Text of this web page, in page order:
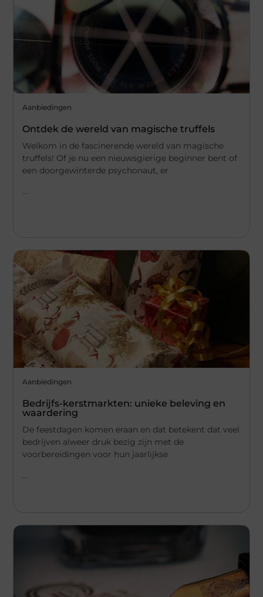
Aanbiedingen
Ontdek de wereld van magische truffels
Welkom in de fascinerende wereld van magische
truffels! Of je nu een nieuwsgierige beginner bent of
een doorgewinterde psychonaut, er
...
Aanbiedingen
Bedrijfs-kerstmarkten: unieke beleving en
waardering
De feestdagen komen eraan en dat betekent dat veel
bedrijven alweer druk bezig zijn met de
voorbereidingen voor hun jaarlijkse